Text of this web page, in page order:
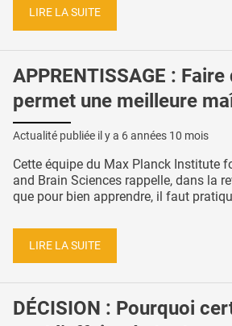
LIRE LA SUITE
APPRENTISSAGE :
permet une meilleure
Actualité publiée il y a 6 années 10 mois
Cette équipe du Max Planck Institute
and Brain Sciences rappelle, dans la
que pour bien apprendre, il faut
LIRE LA SUITE
DÉCISION : Pourquoi